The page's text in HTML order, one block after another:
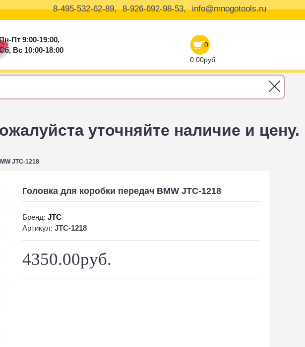
8-495-532-62-89, 8-926-692-98-53, info@mnogotools.ru
Пт 9:00-19:00,
Вс 10:00-18:00
0
0.00руб.
уточняйте наличие и цену.
JTC-1218
Головка для коробки передач BMW JTC-1218
Бренд: JTC
Артикул: JTC-1218
4350.00руб.